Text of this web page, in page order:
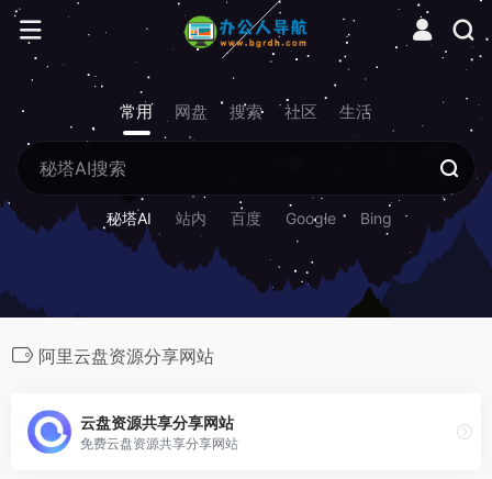
常用 网盘 搜索 社区 生活
秘塔AI 站内 百度 Google Bing
阿里云盘资源分享网站
云盘资源共享分享网站
免费云盘资源共享分享网站